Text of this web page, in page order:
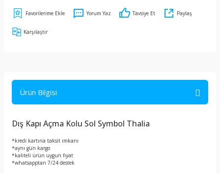
Yorum Yaz Tavsiye Et Paylaş
Karşılaştır
Ürün Bilgisi
Dış Kapı Açma Kolu Sol Symbol Thalia
*kredi kartına taksit imkanı
*aynı gün kargo
*kaliteli ürün uygun fiyat
*whatsapptan 7/24 destek